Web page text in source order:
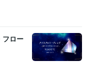
フロー